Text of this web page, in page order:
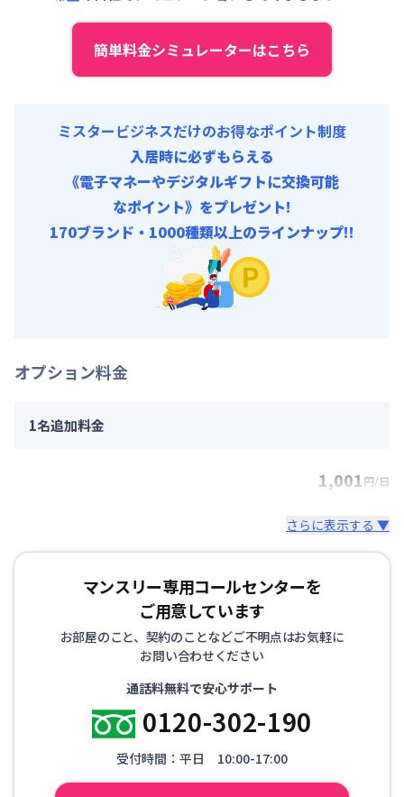
トータルサポート費: 910円/月 (税抜)
簡単料金シミュレーターはこちら
ミスタービジネスだけのお得なポイント制度
入居時に必ずもらえる
《電子マネーやデジタルギフトに交換可能
なポイント》をプレゼント!
170ブランド・1000種類以上のラインナップ!!
オプション料金
1名追加料金
1,001円/日
さらに表示する ▼
マンスリー専用コールセンターを
ご用意しています
お部屋のこと、契約のことなどご不明点はお気軽に
お問い合わせください
通話料無料で安心サポート
0120-302-190
受付時間：平日 10:00-17:00